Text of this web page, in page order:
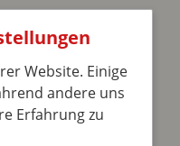
Website. Einige
andere uns
Erfahrung zu
of Germany)